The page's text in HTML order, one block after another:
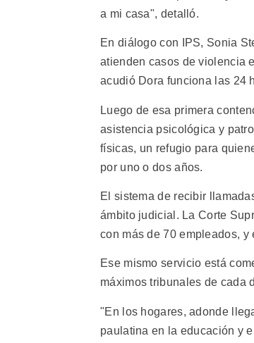
a mi casa", detalló.
En diálogo con IPS, Sonia
atienden casos de violencia
acudió Dora funciona las 24
Luego de esa primera
asistencia psicológica y
físicas, un refugio para
por uno o dos años.
El sistema de recibir
ámbito judicial. La Corte
con más de 70 empleados,
Ese mismo servicio está
máximos tribunales de cada
"En los hogares, adonde
paulatina en la educación y